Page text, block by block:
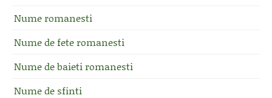
Nume romanesti
Nume de fete romanesti
Nume de baieti romanesti
Nume de sfinti